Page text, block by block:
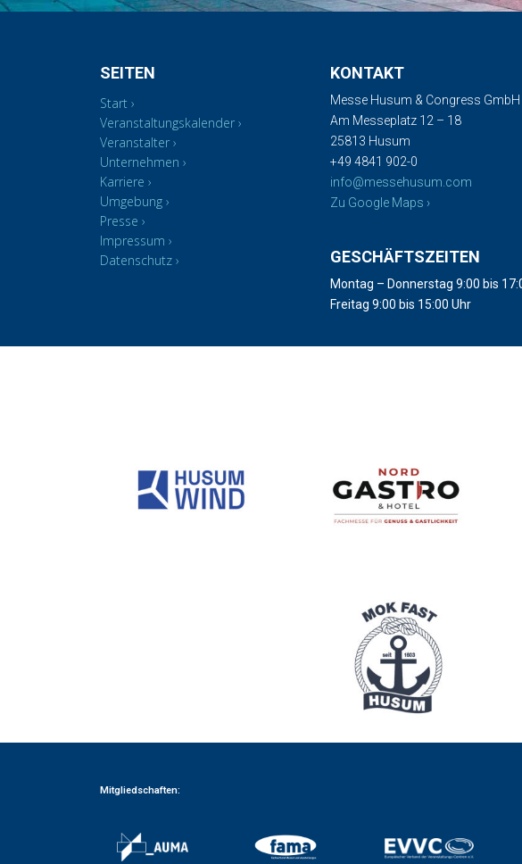
SEITEN
Start
Veranstaltungskalender
Veranstalter
Unternehmen
Karriere
Umgebung
Presse
Impressum
Datenschutz
KONTAKT
Messe Husum & Congress GmbH
Am Messeplatz 12 – 18
25813 Husum
+49 4841 902-0
info@messehusum.com
Zu Google Maps ›
GESCHÄFTSZEITEN
Montag – Donnerstag 9:00 bis
Freitag 9:00 bis 15:00 Uhr
Mitgliedschaften: